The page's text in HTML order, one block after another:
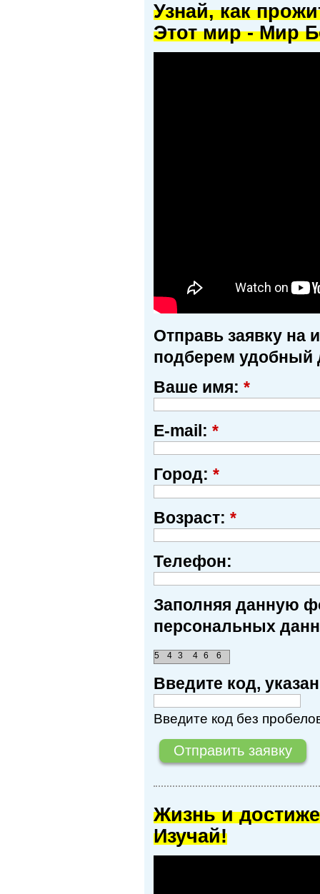
Узнай, как
Этот мир - Мир
Отправь заявку на
подберем удобный
Ваше имя: *
E-mail: *
Город: *
Возраст: *
Телефон:
Заполняя данную
персональных
4 6 6
4 3
5
Введите код,
Введите код без
Жизнь и
Изучай!